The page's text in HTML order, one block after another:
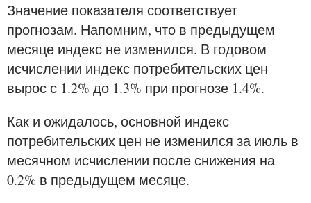
Значение показателя соответствует
прогнозам. Напомним, что в предыдущем
месяце индекс не изменился. В годовом
исчислении индекс потребительских цен
вырос с 1.2% до 1.3% при прогнозе 1.4%.
Как и ожидалось, основной индекс
потребительских цен не изменился за июль в
месячном исчислении после снижения на
0.2% в предыдущем месяце.